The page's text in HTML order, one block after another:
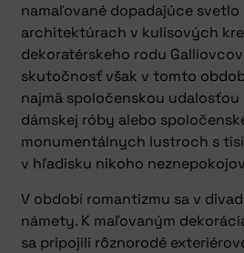
namaľované dopadajúce
architektúrach v kulisových
dekoratérskeho rodu
skutočnosť však v tomto
najmä spoločenskou
dámskej róby alebo
monumentálnych lustroch s
v hľadisku nikoho
V období romantizmu sa v
námety. K maľovaným
sa pripojili rôznorodé